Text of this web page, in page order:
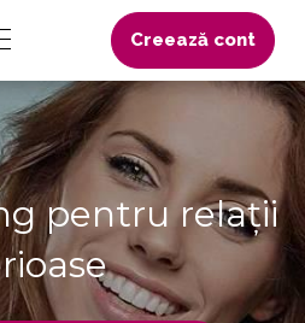
Creează cont
pentru relații